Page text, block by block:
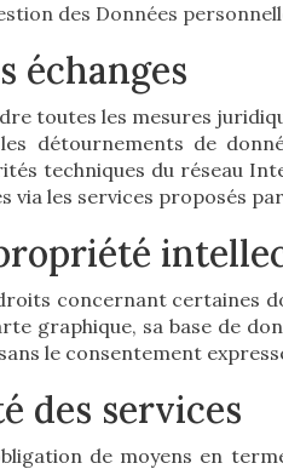
des Données
échanges
toutes les mesures
détournements de
techniques du réseau
via les services proposés
concernant certaines
graphique, sa base de
le consentement
des services
de moyens en